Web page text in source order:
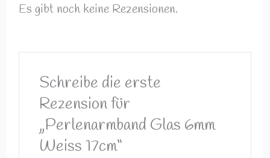
Es gibt noch keine Rezensionen.
Schreibe die erste
Rezension für
„Perlenarmband Glas 6mm
Weiss 17cm“